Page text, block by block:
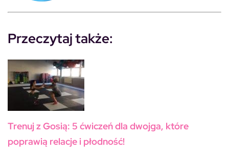
Przeczytaj także:
Trenuj z Gosią: 5 ćwiczeń dla dwojga, które
poprawią relacje i płodność!